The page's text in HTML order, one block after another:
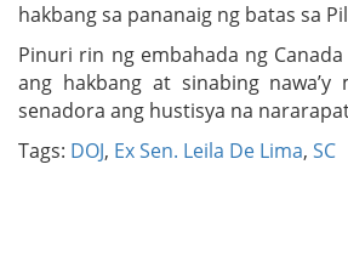
hakbang sa pananaig ng batas sa
Pinuri rin ng embahada ng
ang hakbang at sinabing
senadora ang hustisya na
Tags: DOJ, Ex Sen. Leila De Lima, SC